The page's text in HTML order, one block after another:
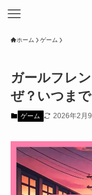
ホーム ゲーム
ガールフレ
ぜ？いつま
ゲーム 2026年2月9